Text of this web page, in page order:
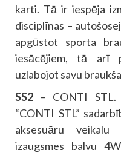
karti. Tā ir iespēja
disciplīnas –
apgūstot sporta
iesācējiem, tā arī
uzlabojot savu
SS2 – CONTI STL.
“CONTI STL”
aksesuāru veikalu
izaugsmes balvu